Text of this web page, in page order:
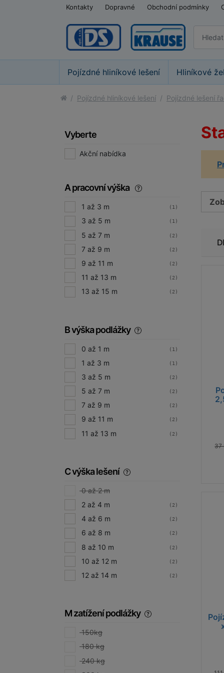
Kontakty Dopravné Obchodní podmínky
Pojízdné hliníkové lešení Hliníkové
Pojízdné hliníkové lešení Pojízdné lešení
Vyberte
Akční nabídka
A pracovní výška
1 až 3 m (1)
3 až 5 m (1)
5 až 7 m (2)
7 až 9 m (2)
9 až 11 m (2)
11 až 13 m (2)
13 až 15 m (2)
B výška podlážky
0 až 1 m (1)
1 až 3 m (1)
3 až 5 m (2)
5 až 7 m (2)
7 až 9 m (2)
9 až 11 m (2)
11 až 13 m (2)
C výška lešení
0 až 2 m
2 až 4 m
(2)
4 až 6 m (2)
6 až 8 m (2)
8 až 10 m (2)
10 až 12 m (2)
12 až 14 m (2)
M zatížení podlážky
150kg
180 kg
240 kg
37